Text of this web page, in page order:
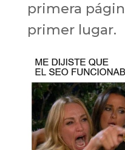
primera
primer lugar.